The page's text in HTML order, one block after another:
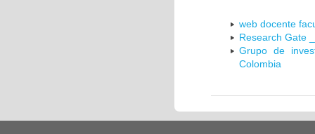
web docente
Research Gate
Grupo de
Colombia